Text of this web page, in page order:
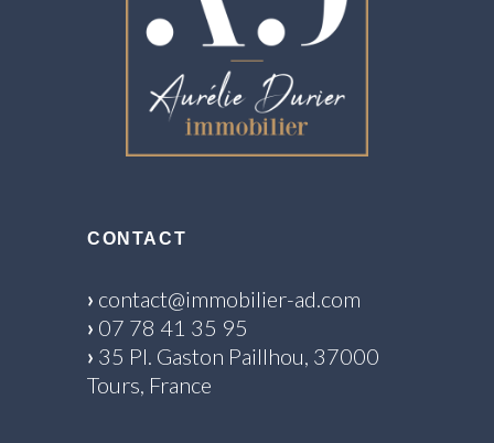
CONTACT
› contact@immobilier-ad.com
› 07 78 41 35 95
› 35 Pl. Gaston Paillhou, 37000
Tours, France